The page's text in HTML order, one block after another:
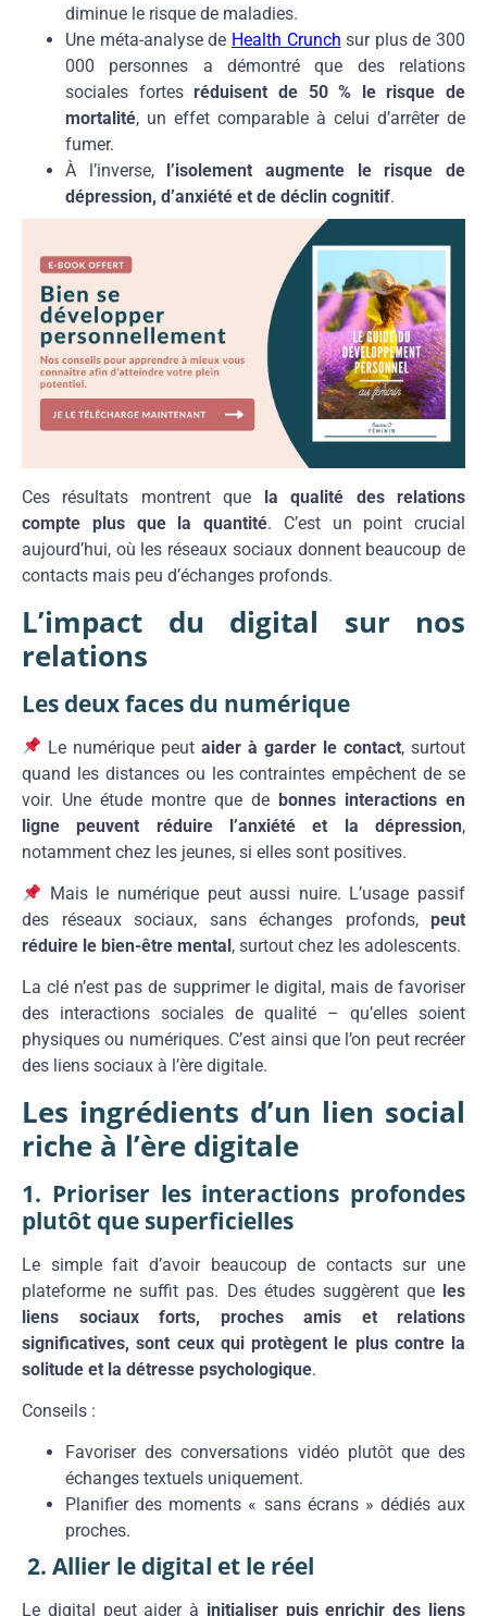
diminue le risque de maladies.
Une méta-analyse de Health Crunch sur plus de 300
000 personnes a démontré que des relations
sociales fortesréduisent de 50 % le risque de
mortalité, un effet comparable à celui d’arrêter de
fumer.
À l’inverse,
l’isolement augmente le risque de
dépression, d’anxiété et de déclin cognitif.
Ces résultats montrent que la qualité des relations
compte plus que la quantité. C’est un point crucial
aujourd’hui, où les réseaux sociaux donnent beaucoup de
contacts mais peu d’échanges profonds.
L’impact du digital sur nos
relations
Les deux faces du numérique
Le numérique peutaider à garder le contact, surtout
quand les distances ou les contraintes empêchent de se
voir. Une étude montre que de bonnes interactions en
ligne peuvent réduire l’anxiété et la dépression,
notamment chez les jeunes, si elles sont positives.
Mais le numérique peut aussi nuire. L’usage passif
des réseaux sociaux, sans échanges profonds, peut
réduire le bien-être mental, surtout chez les adolescents.
La clé n’est pas de supprimer le digital, mais de favoriser
des interactions sociales de qualité – qu’elles soient
physiques ou numériques. C’est ainsi que l’on peut recréer
des liens sociaux à l’ère digitale.
Les ingrédients d’un lien social
riche à l’ère digitale
1. Prioriser les interactions profondes
plutôt que superficielles
Le simple fait d’avoir beaucoup de contacts sur une
plateforme ne suffit pas. Des études suggèrent que les
liens sociaux forts, proches amis et relations
significatives, sont ceux qui protègent le plus contre la
solitude et la détresse psychologique.
Conseils :
Favoriser des conversations vidéo plutôt que des
échanges textuels uniquement.
Planifier des moments « sans écrans » dédiés aux
proches.
2. Allier le digital et le réel
Le digital peut aider à initialiser puis enrichir des liens